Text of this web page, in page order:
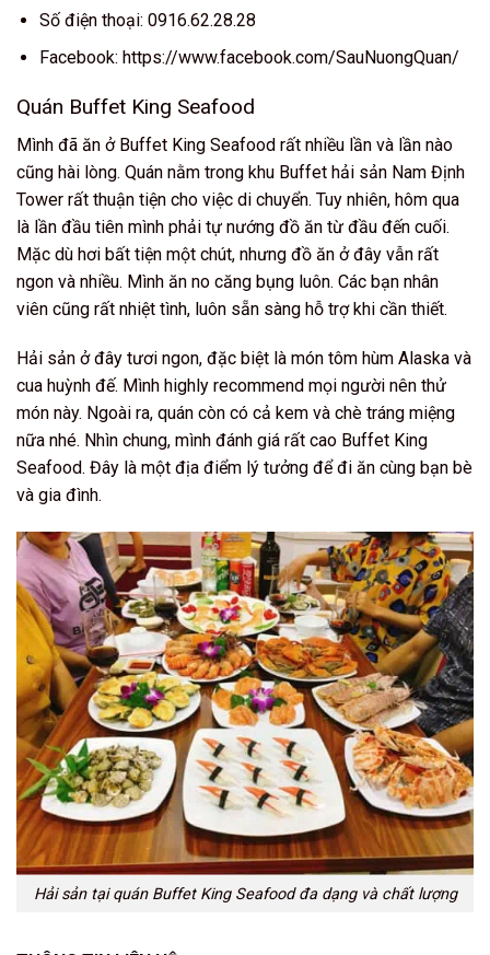
Số điện thoại: 0916.62.28.28
Facebook: https://www.facebook.com/SauNuongQuan/
Quán Buffet King Seafood
Mình đã ăn ở Buffet King Seafood rất nhiều lần và lần nào
cũng hài lòng. Quán nằm trong khu Buffet hải sản Nam Định
Tower rất thuận tiện cho việc di chuyển. Tuy nhiên, hôm qua
là lần đầu tiên mình phải tự nướng đồ ăn từ đầu đến cuối.
Mặc dù hơi bất tiện một chút, nhưng đồ ăn ở đây vẫn rất
ngon và nhiều. Mình ăn no căng bụng luôn. Các bạn nhân
viên cũng rất nhiệt tình, luôn sẵn sàng hỗ trợ khi cần thiết.
Hải sản ở đây tươi ngon, đặc biệt là món tôm hùm Alaska và
cua huỳnh đế. Mình highly recommend mọi người nên thử
món này. Ngoài ra, quán còn có cả kem và chè tráng miệng
nữa nhé. Nhìn chung, mình đánh giá rất cao Buffet King
Seafood. Đây là một địa điểm lý tưởng để đi ăn cùng bạn bè
và gia đình.
Hải sản tại quán Buffet King Seafood đa dạng và chất lượng